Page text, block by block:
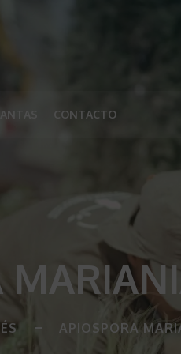
CONTACTO
APIOSPORA